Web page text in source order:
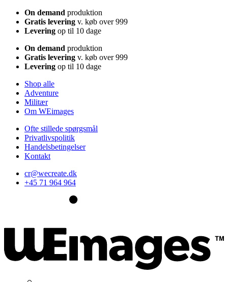
On demand produktion
Gratis levering v. køb over 999
Levering op til 10 dage
On demand produktion
Gratis levering v. køb over 999
Levering op til 10 dage
Shop alle
Adventure
Militær
Om WEimages
Ofte stillede spørgsmål
Privatlivspolitik
Handelsbetingelser
Kontakt
cr@wecreate.dk
+45 71 964 964